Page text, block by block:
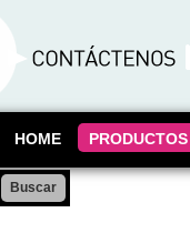
HOME PRODUCTOS